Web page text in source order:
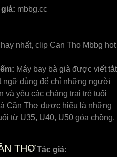
mbbg.cc
nhất, clip Can Tho Mbbg hot
Máy bay bà già được viết tắt
ngữ dùng để chỉ những người
và yêu các chàng trai trẻ tuổi
Cần Thơ được hiểu là những
từ U35, U40, U50 góa chồng,
THƠTác giả: